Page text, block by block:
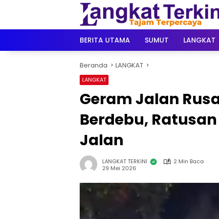
BERITA UTAMA
SUMUT LANGKAT
Beranda LANGKAT
LANGKAT
Geram Jalan
Berdebu,
Jalan
LANGKAT TERKINI
2 Min Baca
29 Mei 2026